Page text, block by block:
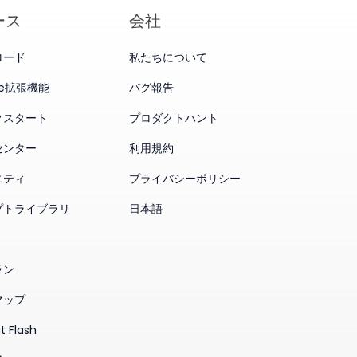
ス
ド
張機能
タート
ター
ィ
ライブラリ
プ
Flash
会社
私たちについて
バグ報告
プロダクトハント
利用規約
プライバシーポリシー
日本語